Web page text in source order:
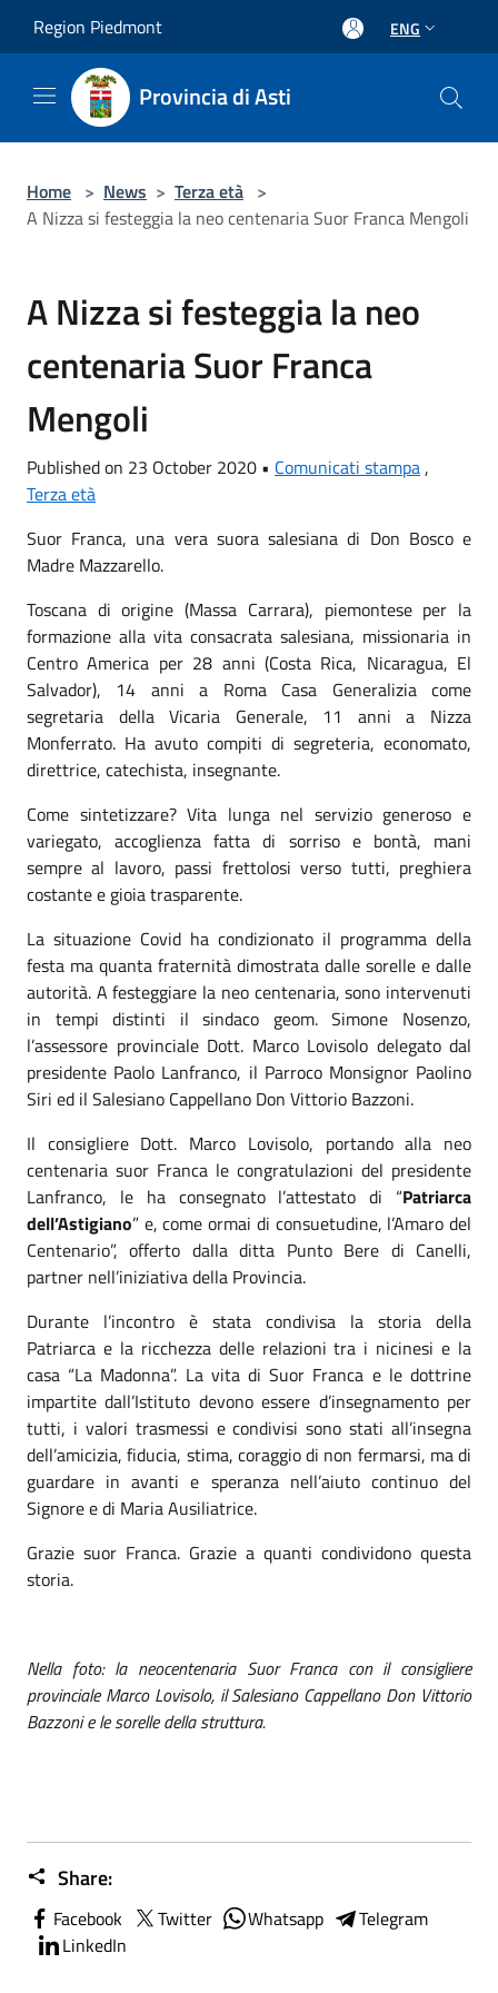
Region Piedmont ENG
Provincia di Asti
Home > News > Terza età >
A Nizza si festeggia la neo centenaria Suor Franca Mengoli
A Nizza si festeggia la neo
centenaria Suor Franca
Mengoli
Published on 23 October 2020 • Comunicati stampa ,
Terza età
Suor Franca, una vera suora salesiana di Don Bosco e
Madre Mazzarello.
Toscana di origine (Massa Carrara), piemontese per la
formazione alla vita consacrata salesiana, missionaria in
Centro America per 28 anni (Costa Rica, Nicaragua, El
Salvador), 14 anni a Roma Casa Generalizia come
segretaria della Vicaria Generale, 11 anni a Nizza
Monferrato. Ha avuto compiti di segreteria, economato,
direttrice, catechista, insegnante.
Come sintetizzare? Vita lunga nel servizio generoso e
variegato, accoglienza fatta di sorriso e bontà, mani
sempre al lavoro, passi frettolosi verso tutti, preghiera
costante e gioia trasparente.
La situazione Covid ha condizionato il programma della
festa ma quanta fraternità dimostrata dalle sorelle e dalle
autorità. A festeggiare la neo centenaria, sono intervenuti
in tempi distinti il sindaco geom. Simone Nosenzo,
l’assessore provinciale Dott. Marco Lovisolo delegato dal
presidente Paolo Lanfranco, il Parroco Monsignor Paolino
Siri ed il Salesiano Cappellano Don Vittorio Bazzoni.
Il consigliere Dott. Marco Lovisolo, portando alla neo
centenaria suor Franca le congratulazioni del presidente
Lanfranco, le ha consegnato l’attestato di “Patriarca
dell’Astigiano” e, come ormai di consuetudine, l’Amaro del
Centenario”, offerto dalla ditta Punto Bere di Canelli,
partner nell’iniziativa della Provincia.
Durante l’incontro è stata condivisa la storia della
Patriarca e la ricchezza delle relazioni tra i nicinesi e la
casa “La Madonna”. La vita di Suor Franca e le dottrine
impartite dall’Istituto devono essere d’insegnamento per
tutti, i valori trasmessi e condivisi sono stati all’insegna
dell’amicizia, fiducia, stima, coraggio di non fermarsi, ma di
guardare in avanti e speranza nell’aiuto continuo del
Signore e di Maria Ausiliatrice.
Grazie suor Franca. Grazie a quanti condividono questa
storia.
Nella foto: la neocentenaria Suor Franca con il consigliere
provinciale Marco Lovisolo, il Salesiano Cappellano Don Vittorio
Bazzoni e le sorelle della struttura.
Share:
Facebook Twitter Whatsapp
Telegram
LinkedIn